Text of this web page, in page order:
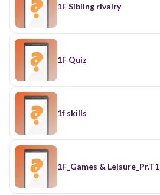
1F Sibling rivalry
1F Quiz
1f skills
1F_Games & Leisure_Pr.T1